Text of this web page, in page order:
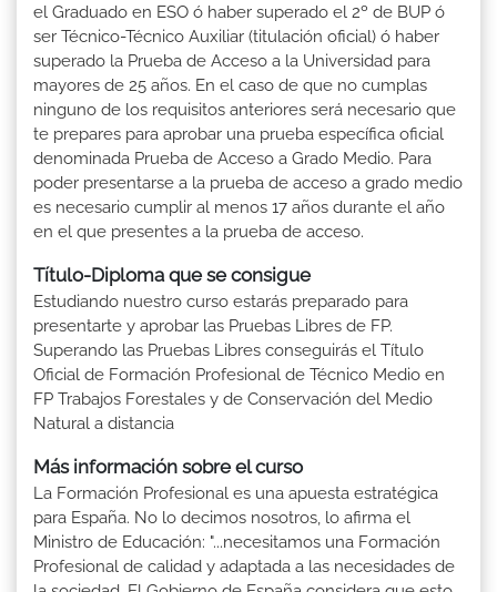
el Graduado en ESO ó haber superado el 2º de BUP ó
ser Técnico-Técnico Auxiliar (titulación oficial) ó haber
superado la Prueba de Acceso a la Universidad para
mayores de 25 años. En el caso de que no cumplas
ninguno de los requisitos anteriores será necesario que
te prepares para aprobar una prueba específica oficial
denominada Prueba de Acceso a Grado Medio. Para
poder presentarse a la prueba de acceso a grado medio
es necesario cumplir al menos 17 años durante el año
en el que presentes a la prueba de acceso.
Título-Diploma que se consigue
Estudiando nuestro curso estarás preparado para
presentarte y aprobar las Pruebas Libres de FP.
Superando las Pruebas Libres conseguirás el Título
Oficial de Formación Profesional de Técnico Medio en
FP Trabajos Forestales y de Conservación del Medio
Natural a distancia
Más información sobre el curso
La Formación Profesional es una apuesta estratégica
para España. No lo decimos nosotros, lo afirma el
Ministro de Educación: "...necesitamos una Formación
Profesional de calidad y adaptada a las necesidades de